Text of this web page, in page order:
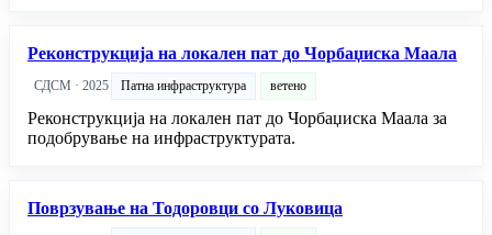
Реконструкција на локален пат до Чорбаџиска Маала
СДСМ · 2025 Патна инфраструктура ветено
Реконструкција на локален пат до Чорбаџиска Маала за
подобрување на инфраструктурата.
Поврзување на Тодоровци со Луковица